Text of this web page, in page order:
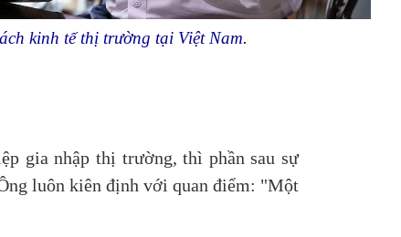
kinh tế thị trường tại Việt Nam.
gia nhập thị trường, thì phần sau sự
luôn kiên định với quan điểm: "Một